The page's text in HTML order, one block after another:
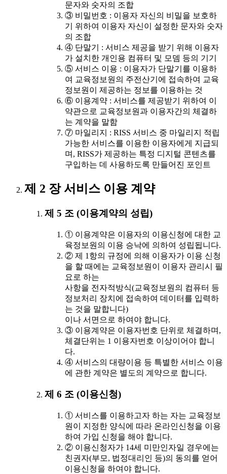
문자와 숫자의 조합
③ 비밀번호 : 이용자 자신의 비밀을 보호하
기 위하여 이용자 자신이 설정한 문자와 숫자
의 조합
④ 단말기 : 서비스 제공을 받기 위해 이용자
가 설치한 개인용 컴퓨터 및 모뎀 등의 기기
⑤ 서비스 이용 : 이용자가 단말기를 이용하
여 교육정보원의 주전산기에 접속하여 교육
정보원이 제공하는 정보를 이용하는 것
⑥ 이용계약 : 서비스를 제공받기 위하여 이
약관으로 교육정보원과 이용자간의 체결하
는 계약을 말함
⑦ 마일리지 : RISS 서비스 중 마일리지 적립
가능한 서비스를 이용한 이용자에게 지급되
며, RISS가 제공하는 특정 디지털 콘텐츠를
구입하는 데 사용하도록 만들어진 포인트
제 2 장 서비스 이용 계약
제 5 조 (이용계약의 성립)
① 이용계약은 이용자의 이용신청에 대한 교
육정보원의 이용 승낙에 의하여 성립됩니다.
② 제 1항의 규정에 의해 이용자가 이용 신청
을 할 때에는 교육정보원이 이용자 관리시 필
요로 하는
사항을 전자적방식(교육정보원의 컴퓨터 등
정보처리 장치에 접속하여 데이터를 입력하
는 것을 말합니다)
이나 서면으로 하여야 합니다.
③ 이용계약은 이용자번호 단위로 체결하며,
체결단위는 1 이용자번호 이상이어야 합니
다.
④ 서비스의 대량이용 등 특별한 서비스 이용
에 관한 계약은 별도의 계약으로 합니다.
제 6 조 (이용신청)
① 서비스를 이용하고자 하는 자는 교육정보
원이 지정한 양식에 따라 온라인신청을 이용
하여 가입 신청을 해야 합니다.
② 이용신청자가 14세 미만인자일 경우에는
친권자(부모, 법정대리인 등)의 동의를 얻어
이용신청을 하여야 합니다.